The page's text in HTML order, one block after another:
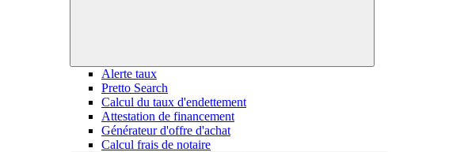
Alerte taux
Pretto Search
Calcul du taux d'endettement
Attestation de financement
Générateur d'offre d'achat
Calcul frais de notaire